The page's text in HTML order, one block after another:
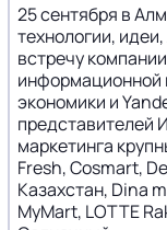
25 сентября в
технологии,
встречу
информационной
экономики и
представителей
маркетинга
Fresh, Cosmart,
Казахстан, Dina
MyMart, LOTTE